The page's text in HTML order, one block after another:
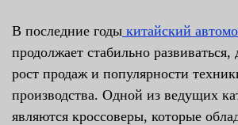
В последние годы китайский
продолжает стабильно развиваться,
рост продаж и популярности
производства. Одной из ведущих
являются кроссоверы, которые